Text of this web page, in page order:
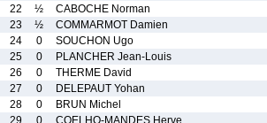
22
½
CABOCHE Norman
23
½
COMMARMOT Damien
24
0
SOUCHON Ugo
25
0
PLANCHER Jean-Louis
26
0
THERME David
27
0
DELEPAUT Yohan
28
0
BRUN Michel
29
0 COELHO-MANDES Herve